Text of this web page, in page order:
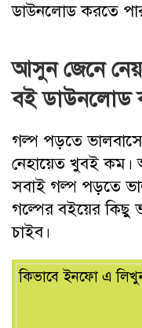
ডাউনলোড করতে
আসুন জেনে
বই ডাউনলোড
গল্প পড়তে
নেহায়েত খুবই কম।
সবাই গল্প পড়তে
গল্পের বইয়ের কিছু
চাইব।
কিভাবে ইনফো এ